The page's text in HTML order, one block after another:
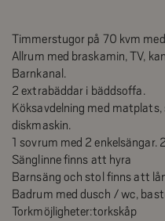
Timmerstugor på 70 kvm
Allrum med braskamin, TV,
Barnkanal.
2 extrabäddar i bäddsoffa.
Köksavdelning med
diskmaskin.
1 sovrum med 2 enkelsängar.
Sänglinne finns att hyra
Barnsäng och stol finns att
Badrum med dusch / wc,
Torkmöjligheter:torkskåp